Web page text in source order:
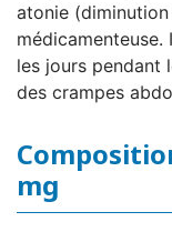
atonie
les jours pendant
des crampes
mg